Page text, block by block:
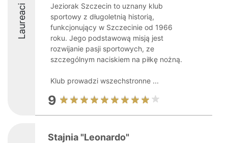
Laureaci
Jeziorak Szczecin to uznany klub
sportowy z długoletnią historią,
funkcjonujący w Szczecinie od 1966
roku. Jego podstawową misją jest
rozwijanie pasji sportowych, ze
szczególnym naciskiem na piłkę nożną.
Klub prowadzi wszechstronne ...
9
Stajnia "Leonardo"